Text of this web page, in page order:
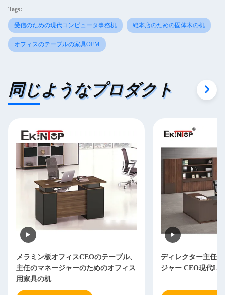
Tags:
受信のための現代コンピュータ事務机 総本店のための固体木の机
オフィスのテーブルの家具OEM
同じようなプロダクト
メラミン板オフィスCEOのテーブル、
主任のマネージャーのためのオフィス
用家具の机
ディレクター主任
ジャー CEO現代L